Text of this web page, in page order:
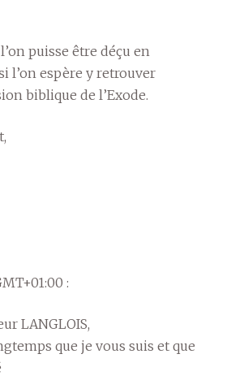
puisse être déçu en
l’on espère y retrouver
biblique de l’Exode.
:
LANGLOIS,
que je vous suis et que